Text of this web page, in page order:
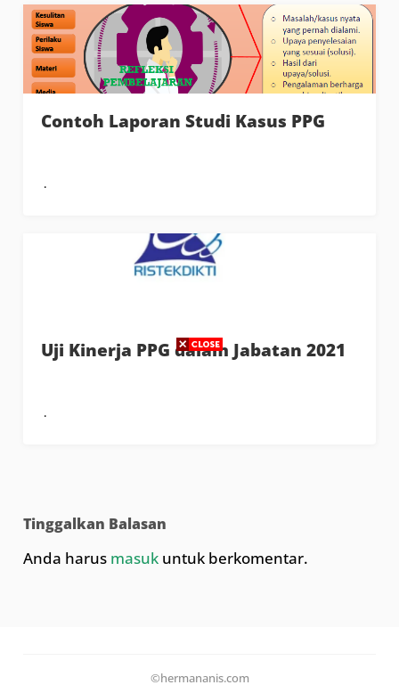
Contoh Laporan Studi Kasus PPG
Uji Kinerja PPG dalam Jabatan 2021
Tinggalkan Balasan
Anda harus masuk untuk berkomentar.
©hermananis.com